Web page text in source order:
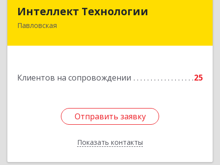
Интеллект Технологии
Павловская
Клиентов на сопровождении 25
Отправить заявку
Показать контакты
352040, Краснодарский край, Павловский р-н,
Отправить заявку
Назад